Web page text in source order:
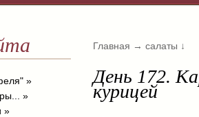
Главная →салаты ↓
День 172.
курицей
»
»
»